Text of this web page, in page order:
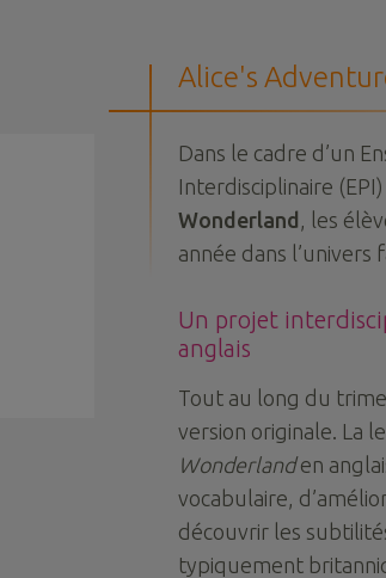
Alice's
Dans le cadre d’un
Interdisciplinaire
Wonderland , les
année dans
Un projet
anglais
Tout au long du
version originale. La
Wonderlanden
vocabulaire,
découvrir les
typiquement